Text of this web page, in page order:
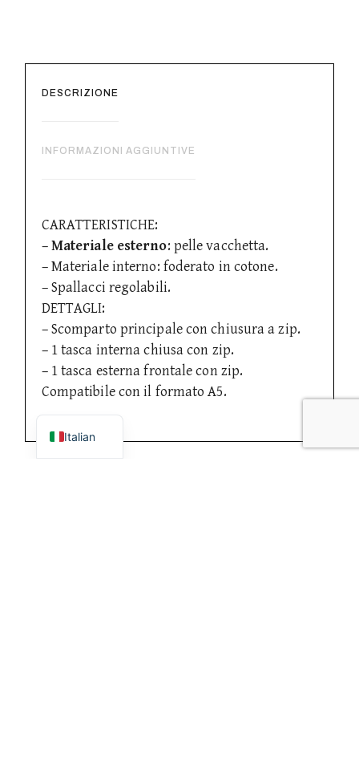
DESCRIZIONE
INFORMAZIONI AGGIUNTIVE
CARATTERISTICHE:
–Materiale esterno: pelle vacchetta.
– Materiale interno: foderato in cotone.
– Spallacci regolabili.
DETTAGLI:
– Scomparto principale con chiusura a zip.
– 1 tasca interna chiusa con zip.
– 1 tasca esterna frontale con zip.
Compatibile con il formato A5.
Italian